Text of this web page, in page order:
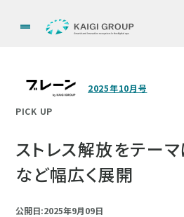
2025年10月号
PICK UP
ストレス解放をテーマ
など幅広く展開
公開日:2025年9月09日